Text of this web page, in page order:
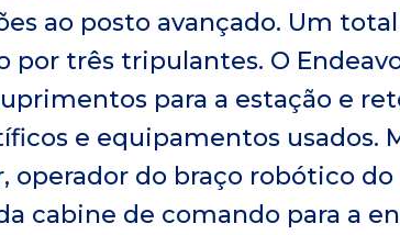
ao posto avançado. Um
por três tripulantes. O
para a estação e
e equipamentos usados.
operador do braço robótico
cabine de comando para a